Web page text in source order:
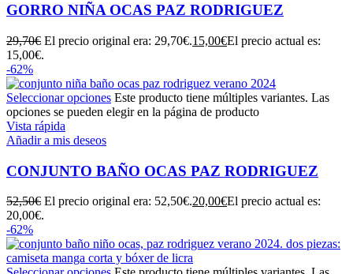
GORRO NIÑA OCAS PAZ RODRIGUEZ
29,70€ El precio original era: 29,70€.15,00€El precio actual es:
15,00€.
-62%
Seleccionar opciones Este producto tiene múltiples variantes. Las
opciones se pueden elegir en la página de producto
Vista rápida
Añadir a mis deseos
CONJUNTO BAÑO OCAS PAZ RODRIGUEZ
52,50€ El precio original era: 52,50€.20,00€El precio actual es:
20,00€.
-62%